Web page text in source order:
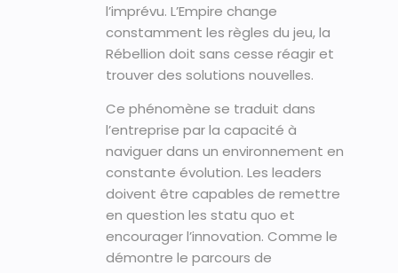
l’imprévu. L’Empire change
constamment les règles du jeu, la
Rébellion doit sans cesse réagir et
trouver des solutions nouvelles.
Ce phénomène se traduit dans
l’entreprise par la capacité à
naviguer dans un environnement en
constante évolution. Les leaders
doivent être capables de remettre
en question les statu quo et
encourager l’innovation. Comme le
démontre le parcours de